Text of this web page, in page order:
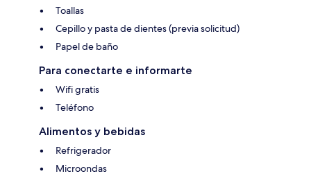
Toallas
Cepillo y pasta de dientes (previa solicitud)
Papel de baño
Para conectarte e informarte
Wifi gratis
Teléfono
Alimentos y bebidas
Refrigerador
Microondas